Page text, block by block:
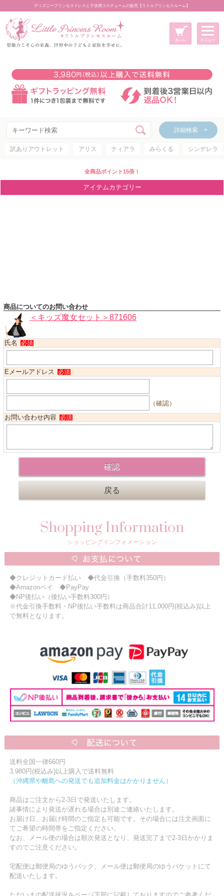
ディズニープリンセスドレスと子供用コスチュームの販売【リトルプリンセスルーム】
詳細検索 >
訳ありアウトレット アリス ティアラ みらくる シンデレラ
全商品ポイント15倍！
アイテムカテゴリー
商品についてのお問い合わせ
＜キッズ魔女セット＞871606
氏名 必須
Eメールアドレス 必須
（確認）
お問い合わせ内容
必須
Shopping Information
ショッピングインフォメーション
◆クレジットカード払い ◆代金引換（手数料350円）
◆Amazonペイ ◆PayPay
◆NP後払い（後払い手数料300円）
※代金引換手数料・NP後払い手数料は商品合計11,000円(税込み)以上
で無料となります。
送料全国一律660円
3,980円(税込み)以上購入で送料無料
（沖縄県や離島への発送でも追加料金はかかりません）
商品はご注文から2-3日で発送いたします。
諸事情により発送が遅れる場合は別途ご連絡いたします。
お届け日、お届け時間のご指定も可能です。その場合には注文画面に
てご希望の時間帯をご指定ください。
なお、メール便の場合は順次発送となり、発送完了まで2-3日かかりま
すのでご注意ください。
宅配便は郵便局のゆうパック、メール便は郵便局のゆうパケットにて
配送いたします。
新規会員登録
マイページ
カート
詳細検索 >
アイテムカテゴリー
ディズニープリンセス
ディズニキャラクター
アウトレット
ショッピングインフォメーション
お支払・送料
サイズの測り方
ブログ
ニュースレター購読
マイページログイン
お問い合わせ
当店は持続可能な開発目標「SDGs」を推進しています。